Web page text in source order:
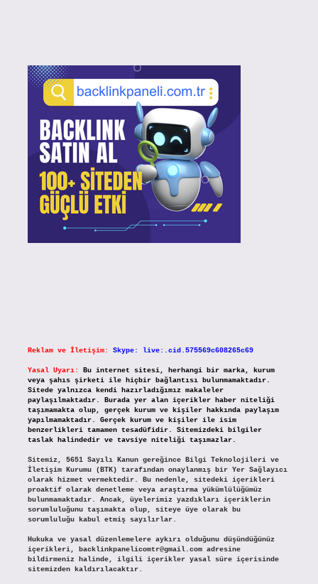
Reklam ve İletişim: Skype: live:.cid.575569c608265c69
Yasal Uyarı:
Bu internet sitesi, herhangi bir marka, kurum
veya şahıs şirketi ile hiçbir bağlantısı bulunmamaktadır.
Sitede yalnızca kendi hazırladığımız makaleler
paylaşılmaktadır. Burada yer alan içerikler haber niteliği
taşımamakta olup, gerçek kurum ve kişiler hakkında paylaşım
yapılmamaktadır. Gerçek kurum ve kişiler ile isim
benzerlikleri tamamen tesadüfidir. Sitemizdeki bilgiler
taslak halindedir ve tavsiye niteliği taşımazlar.
Sitemiz, 5651 Sayılı Kanun gereğince Bilgi Teknolojileri ve
İletişim Kurumu (BTK) tarafından onaylanmış bir Yer Sağlayıcı
olarak hizmet vermektedir. Bu nedenle, sitedeki içerikleri
proaktif olarak denetleme veya araştırma yükümlülüğümüz
bulunmamaktadır. Ancak, üyelerimiz yazdıkları içeriklerin
sorumluluğunu taşımakta olup, siteye üye olarak bu
sorumluluğu kabul etmiş sayılırlar.
Hukuka ve yasal düzenlemelere aykırı olduğunu düşündüğünüz
içerikleri,
backlinkpanelicomtr@gmail.comadresine
bildirmeniz halinde, ilgili içerikler yasal süre içerisinde
sitemizden kaldırılacaktır.